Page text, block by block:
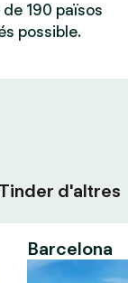
190 països
possible.
d'altres
Barcelona